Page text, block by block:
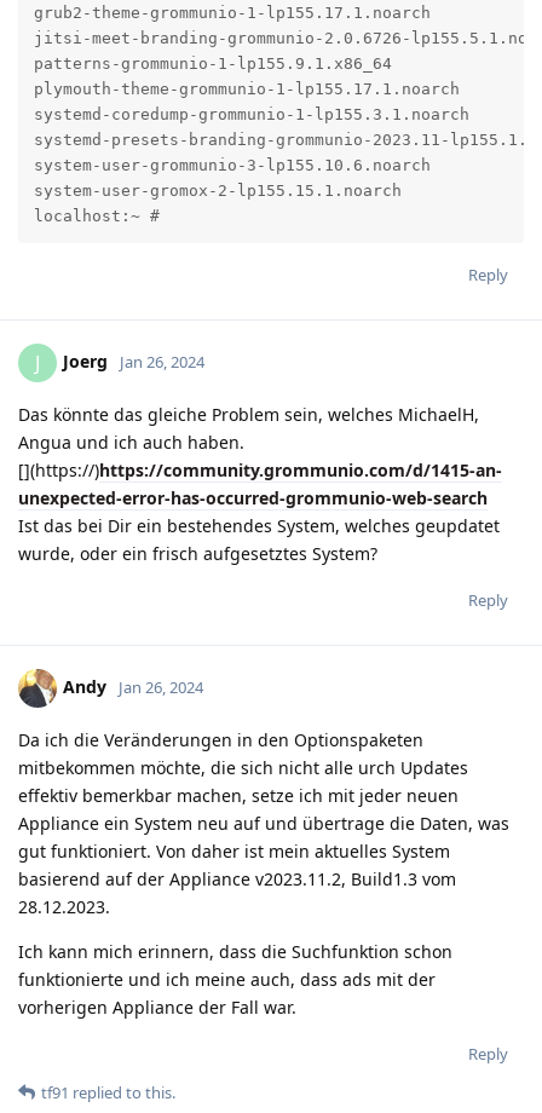
grub2-theme-grommunio-1-lp155.17.1.noarch
jitsi-meet-branding-grommunio-2.0.6726-
patterns-grommunio-1-lp155.9.1.x86_64
plymouth-theme-grommunio-1-lp155.17.1.noarch
systemd-coredump-grommunio-1-lp155.3.1.noarch
systemd-presets-branding-grommunio-2023.11-
system-user-grommunio-3-lp155.10.6.noarch
system-user-gromox-2-lp155.15.1.noarch
localhost:~ #
Reply
J Joerg Jan 26, 2024
Das könnte das gleiche Problem sein, welches MichaelH,
Angua und ich auch haben.
[](https://)https://community.grommunio.com/d/1415-an-
unexpected-error-has-occurred-grommunio-web-search
Ist das bei Dir ein bestehendes System, welches geupdatet
wurde, oder ein frisch aufgesetztes System?
Reply
Andy Jan 26, 2024
Da ich die Veränderungen in den Optionspaketen
mitbekommen möchte, die sich nicht alle urch Updates
effektiv bemerkbar machen, setze ich mit jeder neuen
Appliance ein System neu auf und übertrage die Daten, was
gut funktioniert. Von daher ist mein aktuelles System
basierend auf der Appliance v2023.11.2, Build1.3 vom
28.12.2023.
Ich kann mich erinnern, dass die Suchfunktion schon
funktionierte und ich meine auch, dass ads mit der
vorherigen Appliance der Fall war.
Reply
tf91 replied to this.